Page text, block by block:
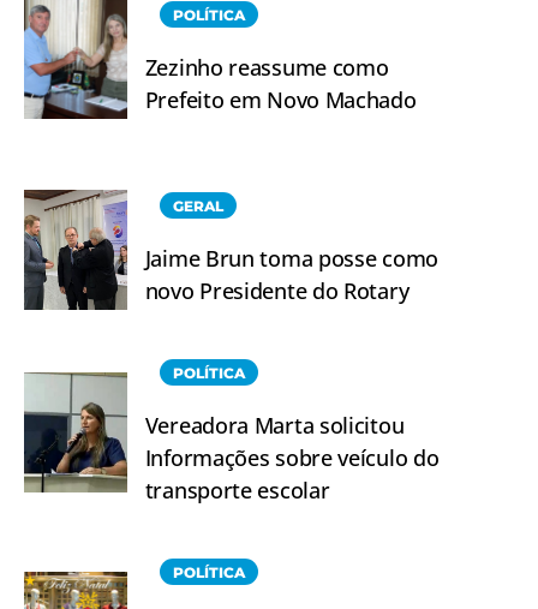
POLÍTICA
Zezinho reassume como
Prefeito em Novo Machado
GERAL
Jaime Brun toma posse como
novo Presidente do Rotary
POLÍTICA
Vereadora Marta solicitou
Informações sobre veículo do
transporte escolar
POLÍTICA